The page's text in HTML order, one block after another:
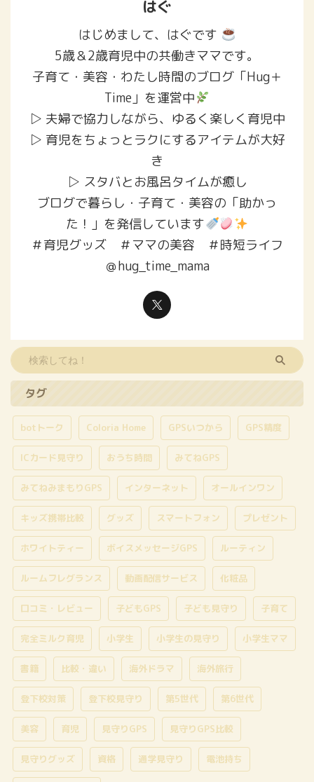
はぐ
はじめまして、はぐです
5歳＆2歳育児中の共働きママです。
子育て・美容・わたし時間のブログ「Hug＋
Time」を運営中
▷ 夫婦で協力しながら、ゆるく楽しく育児中
▷ 育児をちょっとラクにするアイテムが大好
き
▷ スタバとお風呂タイムが癒し
ブログで暮らし・子育て・美容の「助かっ
た！」を発信しています
＃育児グッズ ＃ママの美容 ＃時短ライフ
＠hug_time_mama
タグ
botトーク Coloria Home GPSいつから GPS精度
ICカード見守り おうち時間 みてねGPS
みてねみまもりGPS インターネット オールインワン
キッズ携帯比較 グッズ スマートフォン プレゼント
ホワイトティー ボイスメッセージGPS ルーティン
ルームフレグランス 動画配信サービス 化粧品
口コミ・レビュー 子どもGPS 子ども見守り 子育て
完全ミルク育児 小学生 小学生の見守り 小学生ママ
書籍 比較・違い 海外ドラマ 海外旅行
登下校対策 登下校見守り 第5世代 第6世代
美容 育児 見守りGPS 見守りGPS比較
見守りグッズ 資格 通学見守り 電池持ち